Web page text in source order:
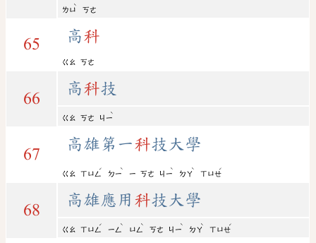
ㄌㄩ
ˋ
ㄎㄜ
65 高科
ㄍㄠ ㄎㄜ
66
高科技
ㄍㄠ ㄎㄜ ㄐㄧ
ˋ
67
高雄第一科技大學
ㄍㄠ ㄒㄩㄥ
ˊ
ㄉㄧ
ˋ
ㄧ ㄎㄜ ㄐㄧ
ˋ
ㄉㄚ
ˋ
ㄒㄩㄝ
ˊ
68
高雄應用 科技大學
ㄍㄠ ㄒㄩㄥ
ˊ
ㄧㄥ
ˋ
ㄩㄥ
ˋ
ㄎㄜ ㄐㄧ
ˋ
ㄉㄚ
ˋ
ㄒㄩㄝ
ˊ